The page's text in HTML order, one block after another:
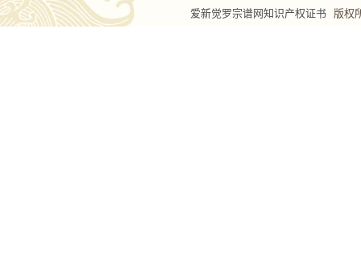
爱新觉罗宗谱网知识产权证书版权